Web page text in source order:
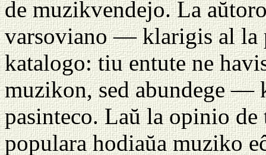
de muzikvendejo. La
varsoviano — klarigis al la
katalogo: tiu entute ne
muzikon, sed abundege —
pasinteco. Laŭ la opinio
populara hodiaŭa muziko